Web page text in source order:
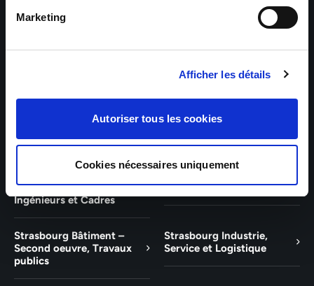
Marketing
Afficher les détails
Autoriser tous les cookies
Cookies nécessaires uniquement
Bâtiment et Tertiaire
Logistique, Bâtiment et
Guebwiller – Industrie,
Experts Paris – Tertiaire,
Cadres
Experts Strasbourg –
Illkirch-Graffenstaden
Experts Saint-Louis –
Tertiaire, Techniciens,
Ingénieurs et Cadres
Tertiaire, Techniciens,
Ingénieurs et Cadres
Saint-Louis – Industrie,
Logistique, Service
Strasbourg Bâtiment –
Second oeuvre, Travaux
publics
Strasbourg Industrie,
Service et Logistique